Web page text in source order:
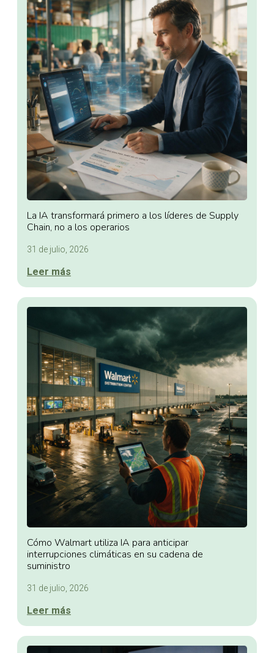
La IA transformará primero a los líderes de Supply
Chain, no a los operarios
31 de julio, 2026
Leer más
Cómo Walmart utiliza IA para anticipar
interrupciones climáticas en su cadena de
suministro
31 de julio, 2026
Leer más